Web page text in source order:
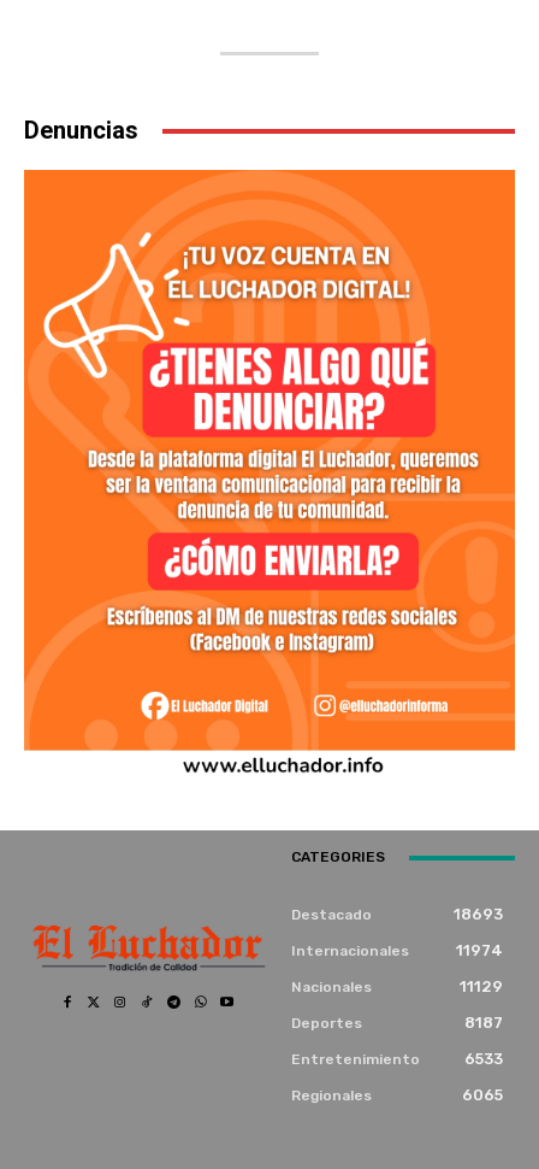
Denuncias
CATEGORIES
Destacado 18693
Internacionales 11974
Nacionales 11129
Deportes 8187
Entretenimiento 6533
Regionales 6065